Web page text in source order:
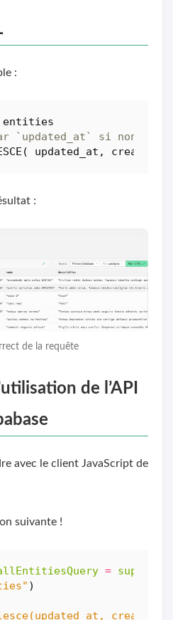
:
entities
( updated_at ,
:
de la requête
de l’API
avec le client JavaScript de
suivante !
= supabase
)